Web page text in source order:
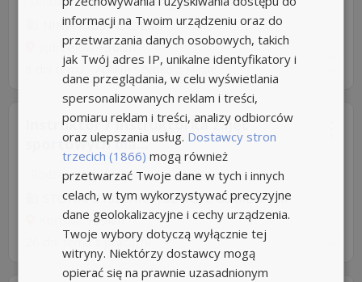
NINJA KIDS ACADEMY
Jędrzejów+36km
8 dni temu -Aplikuj szybko z Nuzle
Instruktor / Instruktorka zajęć
sportowych dla...
Rodzaj pracy: Stała
STOWARZYSZENIE ROZWÓJ Z UŚMIECHEM
Końskie+39km
26 dni temu zpracuj.pl
informacji na Twoim urządzeniu oraz do
przetwarzania danych osobowych, takich
jak Twój adres IP, unikalne identyfikatory i
dane przeglądania, w celu wyświetlania
spersonalizowanych reklam i treści,
pomiaru reklam i treści, analizy odbiorców
oraz ulepszania usług. Dostawcy stron
trzecich (1866) mogą również
przetwarzać Twoje dane w tych i innych
celach, w tym wykorzystywać precyzyjne
dane geolokalizacyjne i cechy urządzenia.
Twoje wybory dotyczą wyłącznie tej
witryny. Niektórzy dostawcy mogą
opierać się na prawnie uzasadnionym